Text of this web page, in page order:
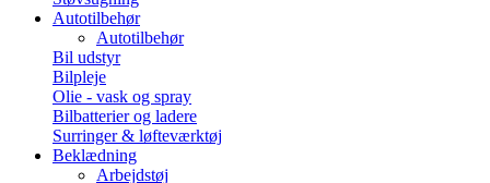
Autotilbehør
Autotilbehør
Bil udstyr
Bilpleje
Olie - vask og spray
Bilbatterier og ladere
Surringer & løfteværktøj
Beklædning
Arbejdstøj